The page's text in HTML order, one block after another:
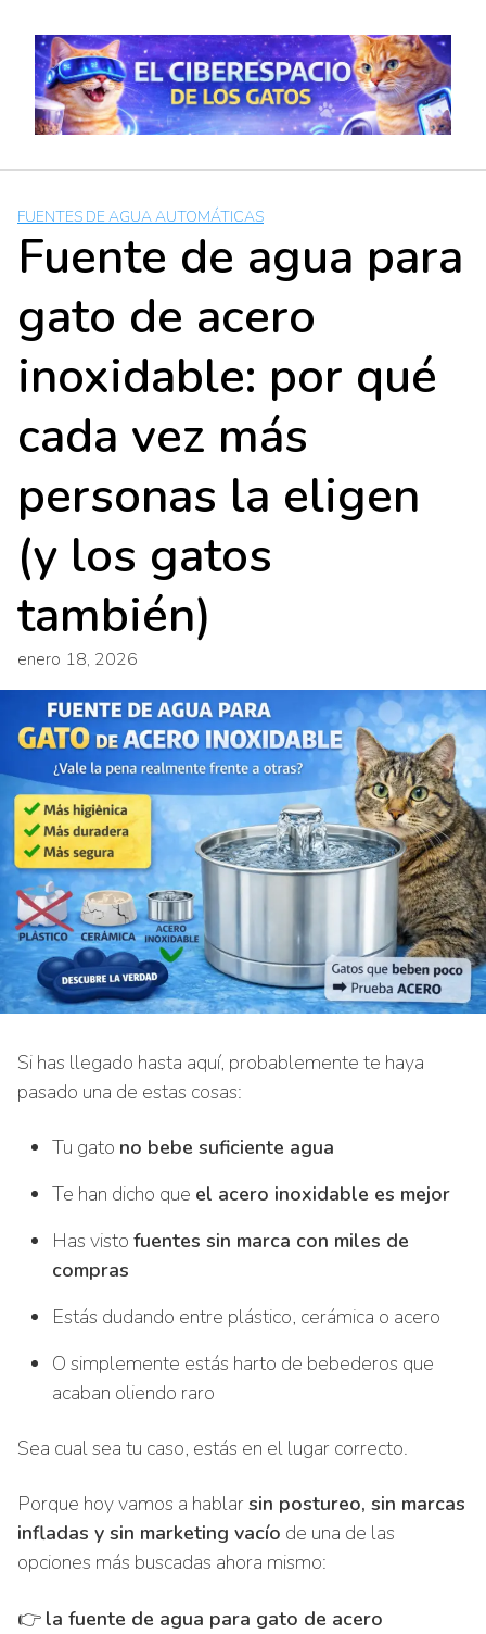
content
FUENTES DE AGUA AUTOMÁTICAS
Fuente de agua para
gato de acero
inoxidable: por qué
cada vez más
personas la eligen
(y los gatos
también)
enero 18, 2026
Si has llegado hasta aquí, probablemente te haya
pasado una de estas cosas:
Tu gato no bebe suficiente agua
Te han dicho que el acero inoxidable es mejor
Has visto fuentes sin marca con miles de
compras
Estás dudando entre plástico, cerámica o acero
O simplemente estás harto de bebederos que
acaban oliendo raro
Sea cual sea tu caso, estás en el lugar correcto.
Porque hoy vamos a hablarsin postureo, sin marcas
infladas y sin marketing vacío de una de las
opciones más buscadas ahora mismo:
👉 la fuente de agua para gato de acero